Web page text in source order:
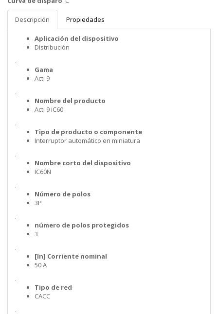
Descripción Propiedades
Aplicación del dispositivo
Distribución
.
Gama
Acti 9
.
Nombre del producto
Acti 9 iC60
.
Tipo de producto o componente
Interruptor automático en miniatura
.
Nombre corto del dispositivo
IC60N
.
Número de polos
3P
.
número de polos protegidos
3
.
[In] Corriente nominal
50 A
.
Tipo de red
CACC
.